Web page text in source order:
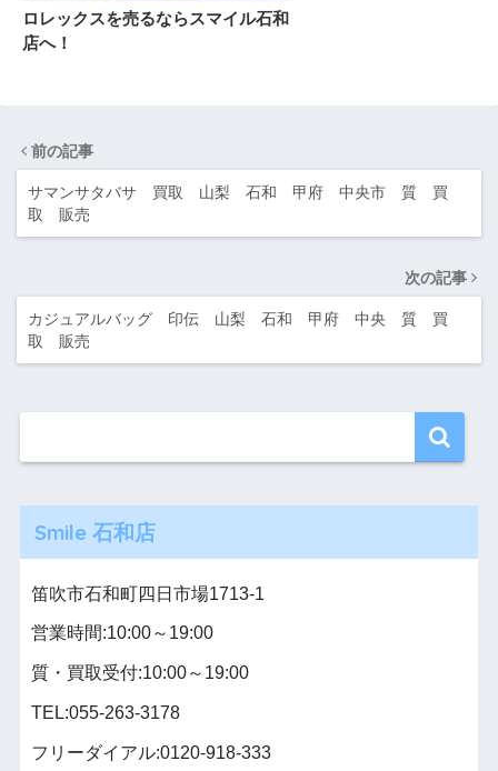
ロレックスを売るならスマイル石和
店へ！
前の記事
サマンサタバサ 買取 山梨 石和 甲府 中央市 質 買
取 販売
次の記事
カジュアルバッグ 印伝 山梨 石和 甲府 中央 質 買
取 販売
Smile 石和店
笛吹市石和町四日市場1713-1
営業時間:10:00～19:00
質・買取受付:10:00～19:00
TEL:055-263-3178
フリーダイアル:0120-918-333